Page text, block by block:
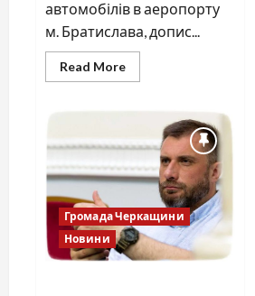
автомобілів в аеропорту
м. Братислава, допис...
Read MoreRead
more
фiрми
“AVIS”.
Здирницька
схема
дiї
Громада Черкащини
Новини